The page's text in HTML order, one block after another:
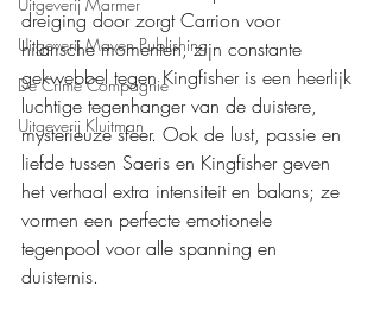
Uitgeverij Maven Publishing
De Crime Compagnie
Uitgeverij Kluitman
dreiging door zorgt Carrion voor
hilarische momenten, zijn constante
gekwebbel tegen Kingfisher is een heerlijk
luchtige tegenhanger van de duistere,
mysterieuze sfeer. Ook de lust, passie en
liefde tussen Saeris en Kingfisher geven
het verhaal extra intensiteit en balans; ze
vormen een perfecte emotionele
tegenpool voor alle spanning en
duisternis.